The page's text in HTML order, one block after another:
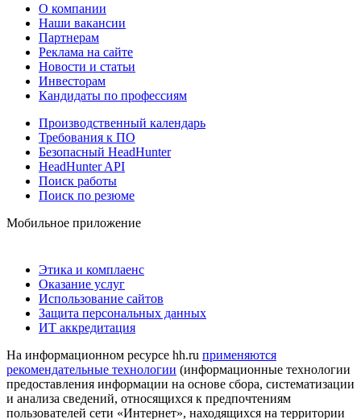
О компании
Наши вакансии
Партнерам
Реклама на сайте
Новости и статьи
Инвесторам
Кандидаты по профессиям
Производственный календарь
Требования к ПО
Безопасный HeadHunter
HeadHunter API
Поиск работы
Поиск по резюме
Мобильное приложение
Этика и комплаенс
Оказание услуг
Использование сайтов
Защита персональных данных
ИТ аккредитация
На информационном ресурсе hh.ru применяются
рекомендательные технологии (информационные технологии
предоставления информации на основе сбора, систематизации
и анализа сведений, относящихся к предпочтениям
пользователей сети «Интернет», находящихся на территории